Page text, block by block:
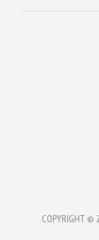
COPYRIGHT ©